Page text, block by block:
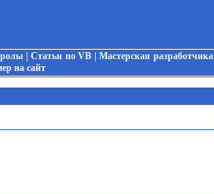
|Статьи по VB |Мастерская разработчика
на сайт